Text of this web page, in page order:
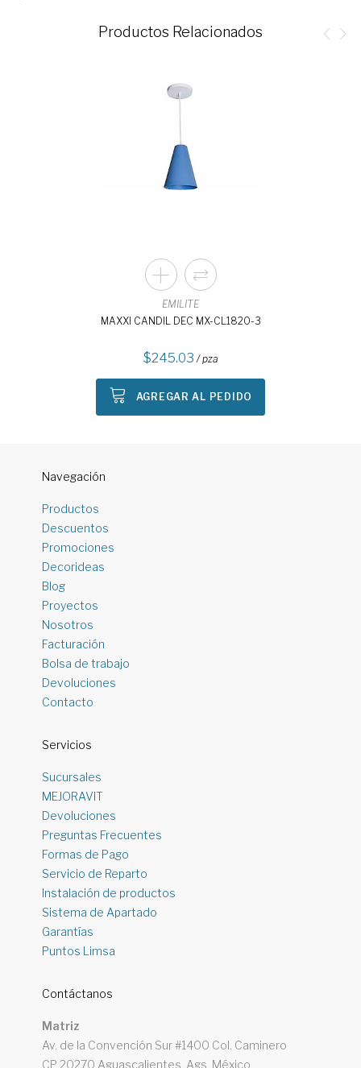
Productos Relacionados
EMILITE
MAXXI CANDIL DEC MX-CL1820-3
245.03 / pza
AGREGAR AL PEDIDO
Navegación
Productos
Descuentos
Promociones
Decorideas
Blog
Proyectos
Nosotros
Facturación
Bolsa de trabajo
Devoluciones
Contacto
Servicios
Sucursales
MEJORAVIT
Devoluciones
Preguntas Frecuentes
Formas de Pago
Servicio de Reparto
Instalación de productos
Sistema de Apartado
Garantías
Puntos Limsa
Contáctanos
Matriz
Av. de la Convención Sur #1400 Col. Caminero
CP 20270 Aguascalientes, Ags. México